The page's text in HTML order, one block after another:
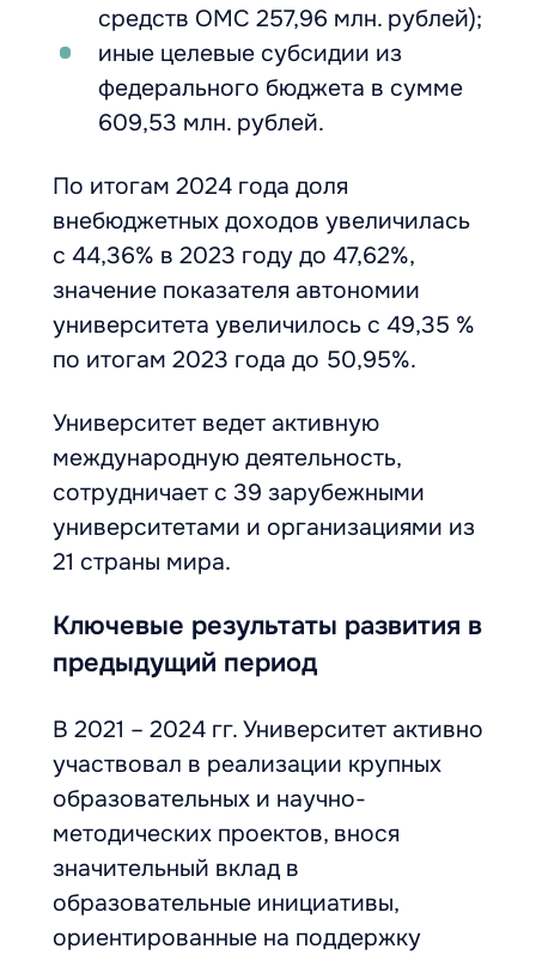
средств ОМС 257,96 млн. рублей);
иные целевые субсидии из
федерального бюджета в сумме
609,53 млн. рублей.
По итогам 2024 года доля
внебюджетных доходов увеличилась
с 44,36% в 2023 году до 47,62%,
значение показателя автономии
университета увеличилось с 49,35 %
по итогам 2023 года до 50,95%.
Университет ведет активную
международную деятельность,
сотрудничает с 39 зарубежными
университетами и организациями из
21 страны мира.
Ключевые результаты развития в
предыдущий период
В 2021 – 2024 гг. Университет активно
участвовал в реализации крупных
образовательных и научно-
методических проектов, внося
значительный вклад в
образовательные инициативы,
ориентированные на поддержку